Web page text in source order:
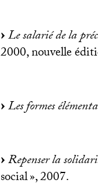
Le salarié de la
2000, nouvelle
Les formes
Repenser la
social», 2007.